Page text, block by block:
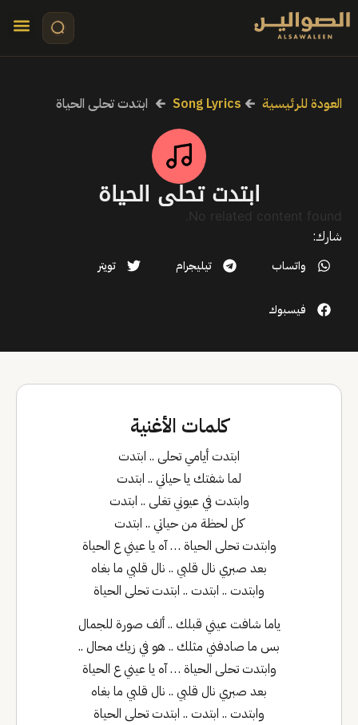
العودة للرئيسية 🡰
Song Lyrics
🡰 ابتدت تحلى الحياة
ابتدت تحلى الحياة
No related content found.
شارك:
واتساب تيليجرام تويتر
فيسبوك
كلمات الأغنية
ابتدت أيامي تحلى .. ابتدت
لما شفتك يا حياتي .. ابتدت
وابتدت في عيوني تغلى .. ابتدت
كل لحظة من حياتي .. ابتدت
وابتدت تحلى الحياة … آه يا عيني ع الحياة
بعد صبري نال قلبي .. نال قلبي ما بغاه
وابتدت .. ابتدت .. ابتدت تحلى الحياة
ياما شافت عيني قبلك .. ألف صورة للجمال
بس ما صادفني مثلك .. هو في زيك محال ..
وابتدت تحلى الحياة … آه يا عيني ع الحياة
بعد صبري نال قلبي .. نال قلبي ما بغاه
وابتدت .. ابتدت .. ابتدت تحلى الحياة